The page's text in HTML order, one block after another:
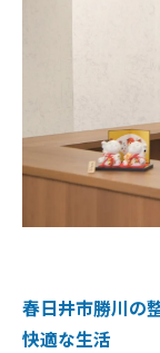
春日井市勝川の
快適な生活